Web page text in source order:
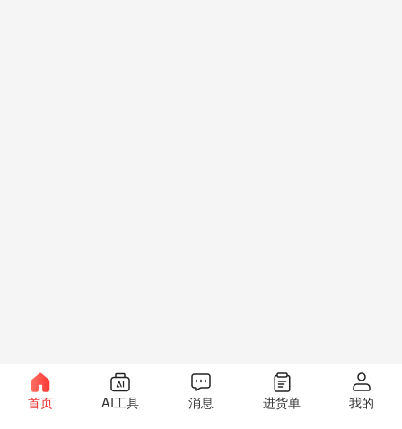
首页 AI工具 消息 进货单 我的